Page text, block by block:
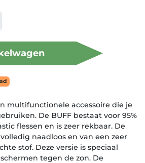
multifunctionele accessoire die je
De BUFF bestaat voor 95%
flessen en is zeer rekbaar. De
volledig naadloos en van een zeer
stof. Deze versie is speciaal
tegen de zon. De